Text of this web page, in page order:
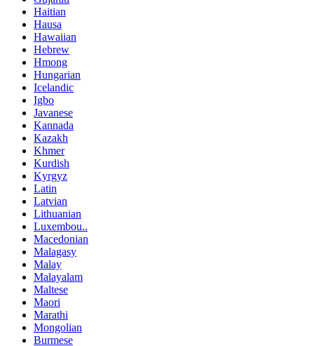
Haitian
Hausa
Hawaiian
Hebrew
Hmong
Hungarian
Icelandic
Igbo
Javanese
Kannada
Kazakh
Khmer
Kurdish
Kyrgyz
Latin
Latvian
Lithuanian
Luxembou..
Macedonian
Malagasy
Malay
Malayalam
Maltese
Maori
Marathi
Mongolian
Burmese